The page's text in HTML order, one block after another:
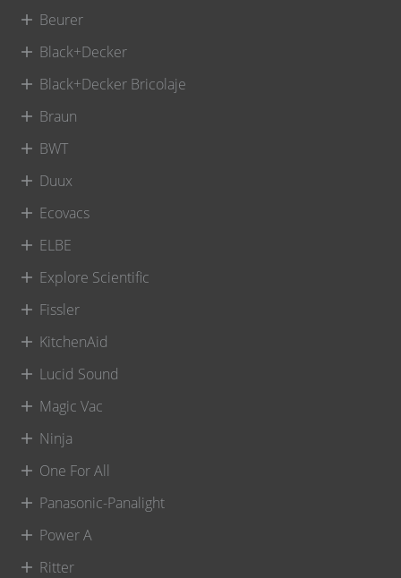
Beurer
Black+Decker
Black+Decker Bricolaje
Braun
BWT
Duux
Ecovacs
ELBE
Explore Scientific
Fissler
KitchenAid
Lucid Sound
Magic Vac
Ninja
One For All
Panasonic-Panalight
Power A
Ritter